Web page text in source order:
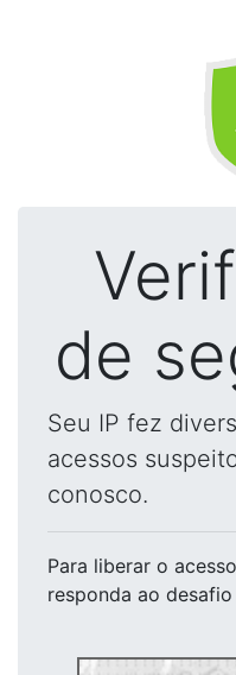
de
Seu IP fez
acessos
conosco.
Para liberar o acesso
responda ao